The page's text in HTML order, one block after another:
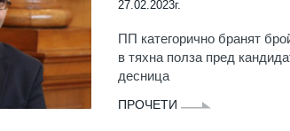
27.02.2023г.
ПП категорично бранят
в тяхна полза пред
десница
ПРОЧЕТИ